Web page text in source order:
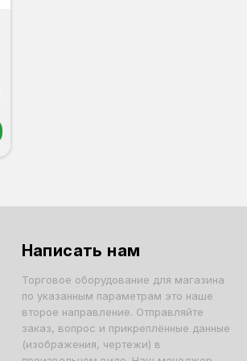
Написать нам
Торговое оборудование для магазина
по указанным параметрам это наше
второе направление. Отправляйте
заказ, вопрос и прикреплённые данные
(изображения, чертежи) в